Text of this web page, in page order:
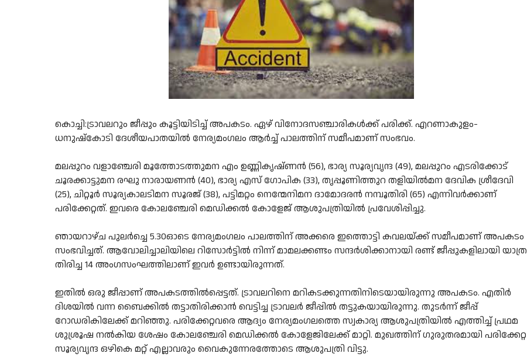
കൊച്ചി:ട്രാവലറും ജീപ്പും കൂട്ടിയിടിച്ച് അപകടം. ഏഴ് വിനോദസഞ്ചാരികൾക്ക് പരിക്ക്. എറണാകുളം-
ധനുഷ്കോടി ദേശീയപാതയിൽ നേര്യമംഗലം ആർച്ച് പാലത്തിന് സമീപമാണ് സംഭവം.
മലപ്പുറം വളാഞ്ചേരി മൂത്തോടത്തുമന എം ഉണ്ണികൃഷ്ണൻ (56), ഭാര്യ സൂര്യവൃന്ദ (49), മലപ്പുറം എടരിക്കോട്
ചൂരക്കാട്ടുമന രഘു നാരായണൻ (40), ഭാര്യ എസ് ഗോപിക (33), തൃപ്പൂണിത്തുറ തളിയിൽമന ദേവിക ശ്രീദേവി
(25), ചിറ്റൂർ സൂര്യകാലടിമന സൂരജ് (38), പട്ടിമറ്റം നെന്മേനിമന ദാമോദരൻ നമ്പൂതിരി (65) എന്നിവർക്കാണ്
പരിക്കേറ്റത്. ഇവരെ കോലഞ്ചേരി മെഡിക്കൽ കോളേജ് ആശുപത്രിയിൽ പ്രവേശിപ്പിച്ചു.
ഞായറാഴ്ച പുലർച്ചെ 5.30ഓടെ നേര്യമംഗലം പാലത്തിന് അക്കരെ ഇത്തൊട്ടി കവലയ്ക്ക് സമീപമാണ് അപകടം
സംഭവിച്ചത്. ആവോലിച്ചാലിയിലെ റിസോർട്ടിൽ നിന്ന് മാമലക്കണ്ടം സന്ദർശിക്കാനായി രണ്ട് ജീപ്പുകളിലായി യാത്ര
തിരിച്ച 14 അംഗസംഘത്തിലാണ് ഇവർ ഉണ്ടായിരുന്നത്.
ഇതിൽ ഒരു ജീപ്പാണ് അപകടത്തിൽപ്പെട്ടത്. ട്രാവലറിനെ മറികടക്കുന്നതിനിടെയായിരുന്നു അപകടം. എതിർ
ദിശയിൽ വന്ന ബൈക്കിൽ തട്ടാതിരിക്കാൻ വെട്ടിച്ച ട്രാവലർ ജീപ്പിൽ തട്ടുകയായിരുന്നു. തുടർന്ന് ജീപ്പ്
റോഡരികിലേക്ക് മറിഞ്ഞു. പരിക്കേറ്റവരെ ആദ്യം നേര്യമംഗലത്തെ സ്വകാര്യ ആശുപത്രിയിൽ എത്തിച്ച് പ്രഥമ
ശുശ്രൂഷ നൽകിയ ശേഷം കോലഞ്ചേരി മെഡിക്കൽ കോളേജിലേക്ക് മാറ്റി. മുഖത്തിന് ഗുരുതരമായി പരിക്കേറ്റ
സൂര്യവൃന്ദ ഒഴികെ മറ്റ് എല്ലാവരും വൈകുന്നേരത്തോടെ ആശുപത്രി വിട്ടു.